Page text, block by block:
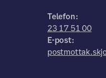
Telefon:
23 17 51 00
E-post: